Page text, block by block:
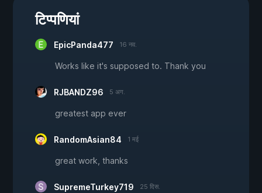
टिप्पणियां
EpicPanda477 16 नव.
Works like it's supposed to. Thank you
RJBANDZ96 5 अग.
greatest app ever
RandomAsian84 1 मई
great work, thanks
SupremeTurkey719 25 दिस.